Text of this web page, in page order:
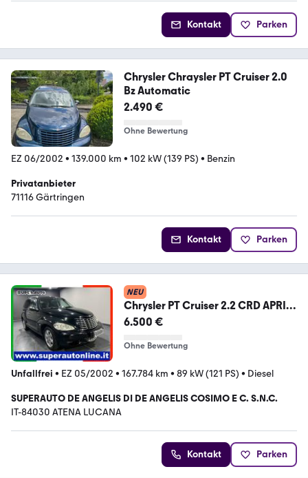
Kontakt Parken
Chrysler Chraysler PT Cruiser 2.0
Bz Automatic
2.490 €
Ohne Bewertung
EZ 06/2002 • 139.000 km • 102 kW (139 PS) • Benzin
Privatanbieter
71116 Gärtringen
Kontakt Parken
NEU
Chrysler PT Cruiser 2.2 CRD APRI E
VEDI CHE BELL
6.500 €
Ohne Bewertung
Unfallfrei • EZ 05/2002 • 167.784 km • 89 kW (121 PS) • Diesel
SUPERAUTO DE ANGELIS DI DE ANGELIS COSIMO E C. S.N.C.
IT-84030 ATENA LUCANA
Kontakt Parken